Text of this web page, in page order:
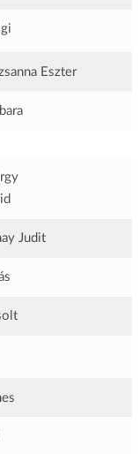
Eszter
Judit